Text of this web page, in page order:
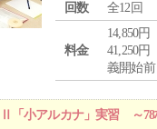
回数
全12回
料金
14,850
41,250
義開始前
「小アルカナ」実習 ～78